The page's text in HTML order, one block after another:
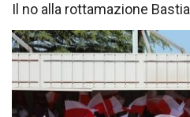
Il no alla rottamazione